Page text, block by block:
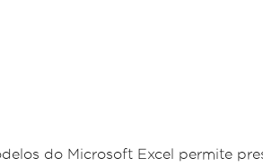
do Microsoft Excel permite